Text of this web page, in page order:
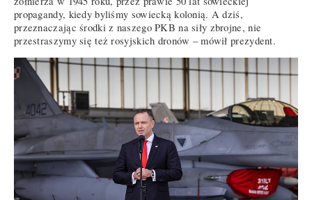
propagandy, kiedy byliśmy sowiecką kolonią. A dziś,
przeznaczając środki z naszego PKB na siły zbrojne, nie
przestraszymy się też rosyjskich dronów – mówił prezydent.